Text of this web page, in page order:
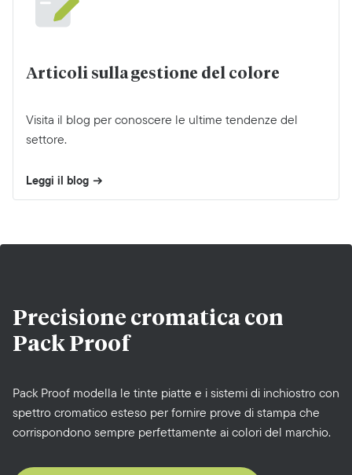
Articoli sulla gestione del colore
Visita il blog per conoscere le ultime tendenze del
settore.
Leggi il blog
Precisione cromatica con
Pack Proof
Pack Proof modella le tinte piatte e i sistemi di inchiostro con
spettro cromatico esteso per fornire prove di stampa che
corrispondono sempre perfettamente ai colori del marchio.